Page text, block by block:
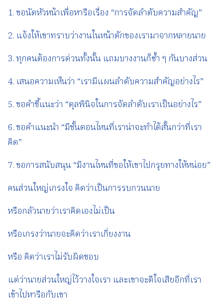
1. ขอนัดหัวหน้าเพื่อหารือเรื่อง “การจัดลำดับความสำคัญ”
2. แจ้งให้เขาทราบว่างานในหน้าตักของเรามาจากหลายนาย
3. ทุกคนต้องการด่วนทั้งนั้น แถมบางงานก็ซ้ำ ๆ กันบางส่วน
4. เสนอความเห็นว่า “เรามีแผนลำดับความสำคัญอย่างไร”
5. ขอคำชี้แนะว่า “ดุลพินิจในการจัดลำดับเราเป็นอย่างไร”
6. ขอคำแนะนำ “มีขั้นตอนไหนที่เราน่าจะทำได้สั้นกว่าที่เรา
คิด”
7. ขอการสนับสนุน “มีงานไหนที่ขอให้เขาไปกรุยทางให้หน่อย”
คนส่วนใหญ่เกรงใจ คิดว่าเป็นการรบกวนนาย
หรือกลัวนายว่าเราคิดเองไม่เป็น
หรือเกรงว่านายจะคิดว่าเราเกี่ยงงาน
หรือ คิดว่าเราไม่รับผิดชอบ
แต่ว่านายส่วนใหญ่ไว้วางใจเรา และเขาจะดีใจเสียอีกที่เรา
เข้าไปหารือกับเขา